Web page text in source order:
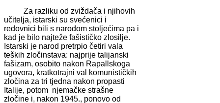
Za razliku od zviždača i njihovih
učitelja, istarski su svećenici i
redovnici bili s narodom stoljećima pa i
kad je bilo najteže fašističko zlosilje.
Istarski je narod pretrpio četiri vala
teških zločinstava: najprije talijanski
fašizam, osobito nakon Rapallskoga
ugovora, kratkotrajni val komunističkih
zločina za tri tjedna nakon propasti
Italije, potom njemačke strašne
zločine i, nakon 1945., ponovo od